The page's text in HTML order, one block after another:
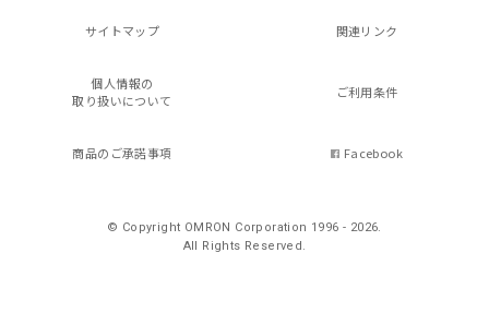
サイトマップ 関連リンク
個人情報の
取り扱いについて
ご利用条件
商品のご承諾事項 Facebook
© Copyright OMRON Corporation 1996 - 2026.
All Rights Reserved.